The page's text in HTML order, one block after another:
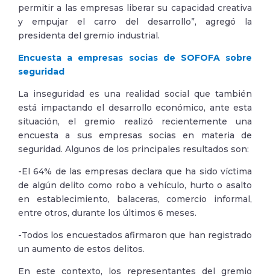
permitir a las empresas liberar su capacidad creativa
y empujar el carro del desarrollo”, agregó la
presidenta del gremio industrial.
Encuesta a empresas socias de SOFOFA sobre
seguridad
La inseguridad es una realidad social que también
está impactando el desarrollo económico, ante esta
situación, el gremio realizó recientemente una
encuesta a sus empresas socias en materia de
seguridad. Algunos de los principales resultados son:
-El 64% de las empresas declara que ha sido víctima
de algún delito como robo a vehículo, hurto o asalto
en establecimiento, balaceras, comercio informal,
entre otros, durante los últimos 6 meses.
-Todos los encuestados afirmaron que han registrado
un aumento de estos delitos.
En este contexto, los representantes del gremio